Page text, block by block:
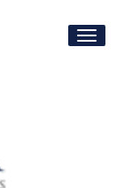
Toggle